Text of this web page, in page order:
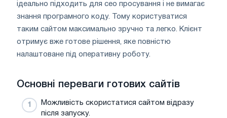
ідеально підходить для сео просування і не вимагає
знання програмного коду. Тому користуватися
таким сайтом максимально зручно та легко. Клієнт
отримує вже готове рішення, яке повністю
налаштоване під оперативну роботу.
Основні переваги готових сайтів
Можливість скористатися сайтом відразу
після запуску.